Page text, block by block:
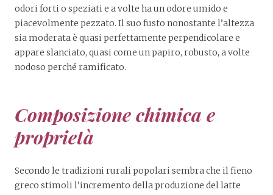
odori forti o speziati e a volte ha un odore umido e
piacevolmente pezzato. Il suo fusto nonostante l’altezza
sia moderata è quasi perfettamente perpendicolare e
appare slanciato, quasi come un papiro, robusto, a volte
nodoso perché ramificato.
Composizione chimica e
proprietà
Secondo le tradizioni rurali popolari sembra che il fieno
greco stimoli l’incremento della produzione del latte